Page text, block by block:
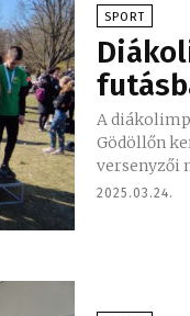
SPORT
A
Gödöllőn
versenyzői
2025.03.24.